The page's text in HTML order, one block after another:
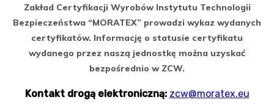
Zakład Certyfikacji Wyrobów Instytutu Technologii
Bezpieczeństwa “MORATEX” prowadzi wykaz wydanych
certyfikatów. Informację o statusie certyfikatu
wydanego przez naszą jednostkę można uzyskać
bezpośrednio w ZCW.
Kontakt drogą elektroniczną: zcw@moratex.eu